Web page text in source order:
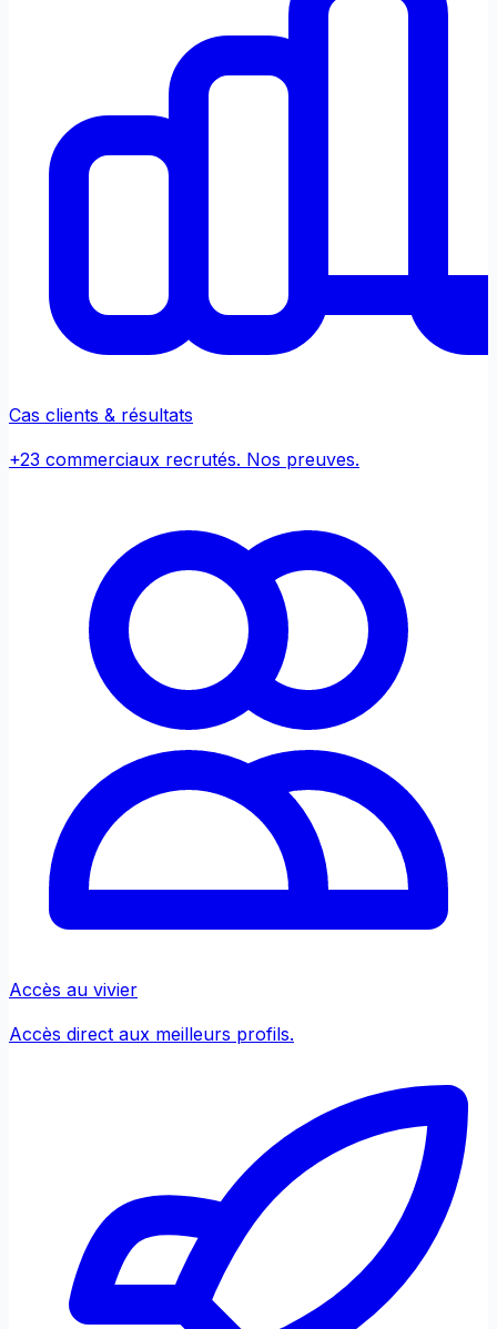
Cas clients & résultats
+23 commerciaux recrutés. Nos preuves.
Accès au vivier
Accès direct aux meilleurs profils.